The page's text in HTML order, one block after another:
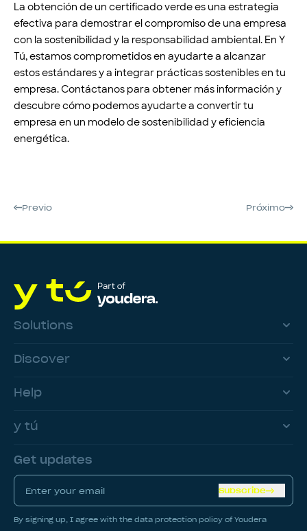
La obtención de un certificado verde es una estrategia
efectiva para demostrar el compromiso de una empresa
con la sostenibilidad y la responsabilidad ambiental. En Y
Tú, estamos comprometidos en ayudarte a alcanzar
estos estándares y a integrar prácticas sostenibles en tu
empresa. Contáctanos para obtener más información y
descubre cómo podemos ayudarte a convertir tu
empresa en un modelo de sostenibilidad y eficiencia
energética.
Previo Próximo
Solutions
Discover
Help
y tú
Get updates
Subscribe
By signing up, I agree with the data protection policy of Youdera